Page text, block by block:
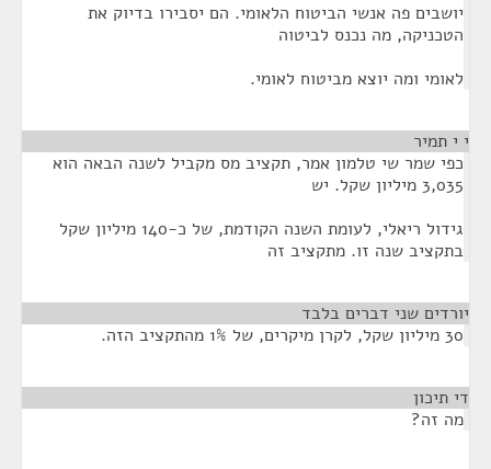
יושבים פה אנשי הביטוח הלאומי. הם יסבירו בדיוק את
הטכניקה, מה נכנס לביטוה
לאומי ומה יוצא מביטוח לאומי.
י י תמיר
כפי שמר שי טלמון אמר, תקציב מס מקביל לשנה הבאה הוא
3,035 מיליון שקל. יש
גידול ריאלי, לעומת השנה הקודמת, של כ-140 מיליון שקל
בתקציב שנה זו. מתקציב זה
יורדים שני דברים בלבד
30 מיליון שקל, לקרן מיקרים, של 1% מהתקציב הזה.
די תיכון
מה זה?